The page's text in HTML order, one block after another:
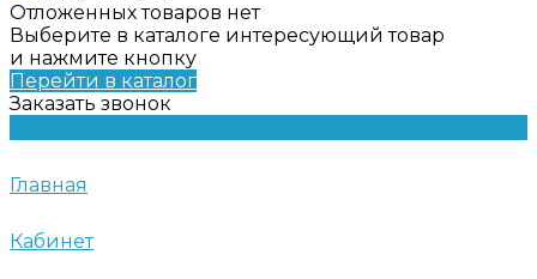
Отложенных товаров нет
Выберите в каталоге интересующий товар
и нажмите кнопку
Перейти в каталог
Заказать звонок
Главная
Кабинет